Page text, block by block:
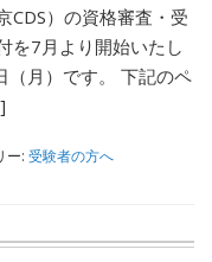
CDS）の資格審査・受
を7月より開始いたし
（月）です。 下記のペ
ー: 受験者の方へ